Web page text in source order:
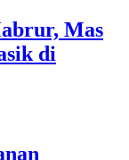
Mas
di